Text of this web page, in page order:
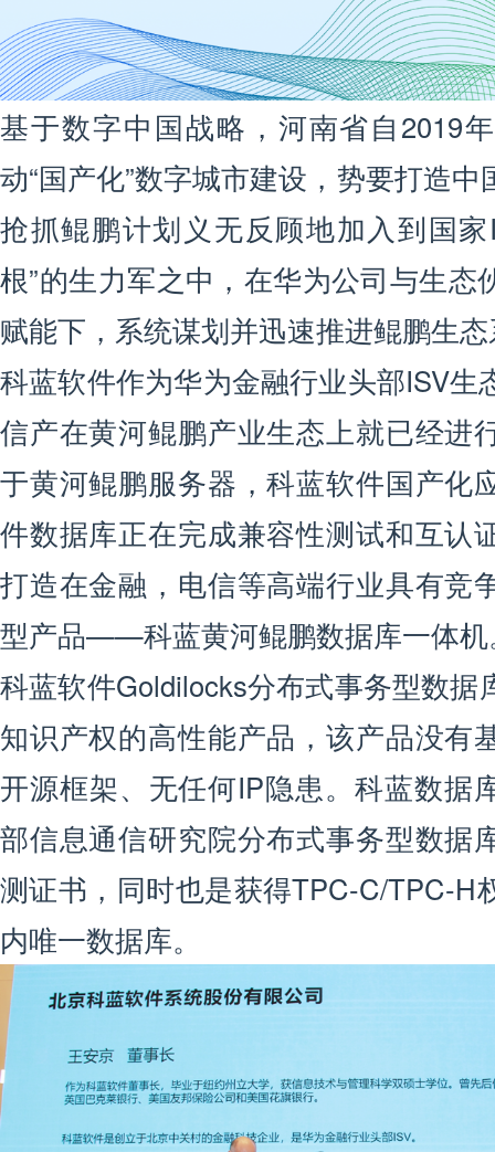
基于数字中国战略，河南省自2019
动“国产化”数字城市建设，势要打造
抢抓鲲鹏计划义无反顾地加入到国
根”的生力军之中，在华为公司与生态
赋能下，系统谋划并迅速推进鲲鹏生
科蓝软件作为华为金融行业头部ISV生
信产在黄河鲲鹏产业生态上就已经进
于黄河鲲鹏服务器，科蓝软件国产化
件数据库正在完成兼容性测试和互认
打造在金融，电信等高端行业具有竞
型产品——科蓝黄河鲲鹏数据库一体机
科蓝软件Goldilocks分布式事务型数据
知识产权的高性能产品，该产品没有
开源框架、无任何IP隐患。科蓝数据
部信息通信研究院分布式事务型数据
测证书，同时也是获得TPC-C/TPC-H
内唯一数据库。